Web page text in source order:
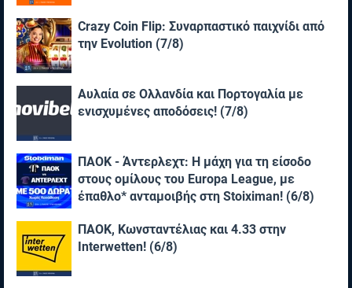
Crazy Coin Flip: Συναρπαστικό παιχνίδι από
την Evolution (7/8)
Αυλαία σε Ολλανδία και Πορτογαλία με
ενισχυμένες αποδόσεις! (7/8)
ΠΑΟΚ - Άντερλεχτ: Η μάχη για τη είσοδο
στους ομίλους του Europa League, με
έπαθλο* ανταμοιβής στη Stoiximan! (6/8)
ΠΑΟΚ, Κωνσταντέλιας και 4.33 στην
Interwetten! (6/8)